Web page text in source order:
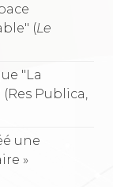
(Le
"La
Publica,
une
»